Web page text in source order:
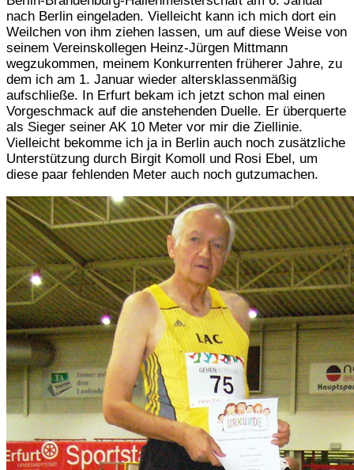
nach Berlin eingeladen. Vielleicht kann ich mich dort ein
Weilchen von ihm ziehen lassen, um auf diese Weise von
seinem Vereinskollegen Heinz-Jürgen Mittmann
wegzukommen, meinem Konkurrenten früherer Jahre, zu
dem ich am 1. Januar wieder altersklassenmäßig
aufschließe. In Erfurt bekam ich jetzt schon mal einen
Vorgeschmack auf die anstehenden Duelle. Er überquerte
als Sieger seiner AK 10 Meter vor mir die Ziellinie.
Vielleicht bekomme ich ja in Berlin auch noch zusätzliche
Unterstützung durch Birgit Komoll und Rosi Ebel, um
diese paar fehlenden Meter auch noch gutzumachen.